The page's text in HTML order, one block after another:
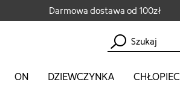
Darmowa dostawa od 100zł
ON DZIEWCZYNKA CHŁOPIEC